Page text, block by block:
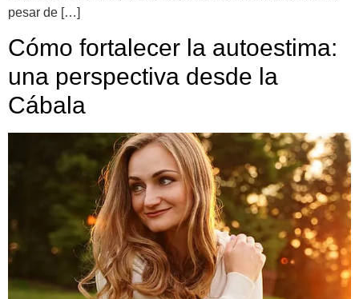
pesar de […]
Cómo fortalecer la autoestima:
una perspectiva desde la
Cábala